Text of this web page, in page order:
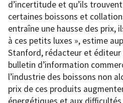
d’incertitude et qu’ils
certaines boissons et
entraîne une hausse des prix,
à ces petits luxes », estime
Stanford, rédacteur et éditeur
bulletin d’information
l’industrie des boissons non
prix de ces produits